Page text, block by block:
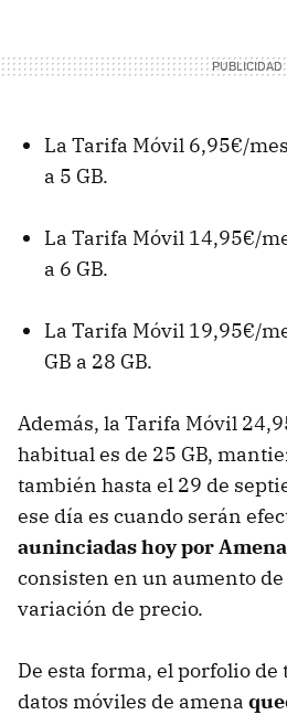
La Tarifa Móvil 6,95€/
a 5 GB.
La Tarifa Móvil 14,95€/
a 6 GB.
La Tarifa Móvil 19,95€/
GB a 28 GB.
Además, la Tarifa Móvil
habitual es de 25 GB,
también hasta el 29 de
ese día es cuando serán
auninciadas hoy por Amena
consisten en un aumento
variación de precio.
De esta forma, el porfolio de
datos móviles de amena